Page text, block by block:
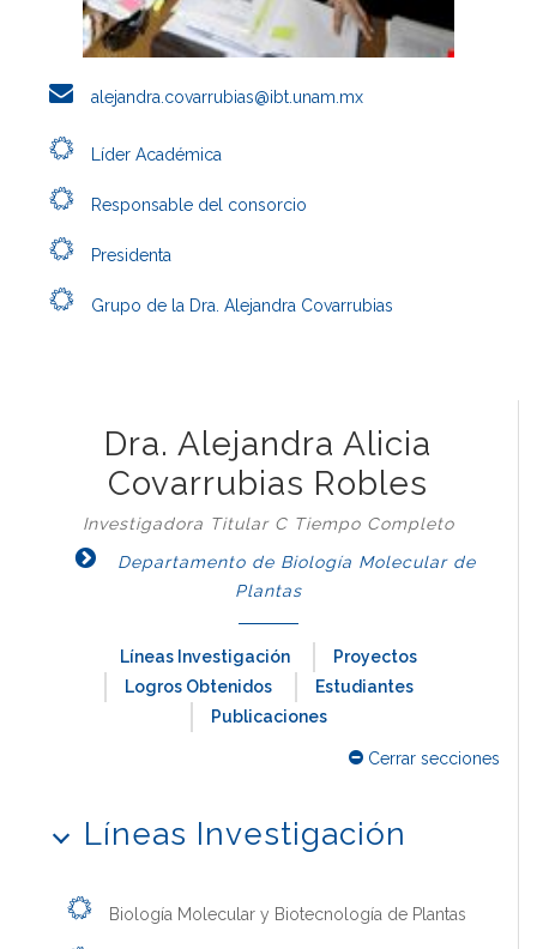
alejandra.covarrubias@ibt.unam.mx
Líder Académica
Responsable del consorcio
Presidenta
Grupo de la Dra. Alejandra Covarrubias
Dra. Alejandra Alicia
Covarrubias Robles
Investigadora Titular C Tiempo Completo
Departamento de Biología Molecular de
Plantas
Líneas Investigación
Proyectos
Logros Obtenidos
Estudiantes
Publicaciones
Cerrar secciones
Líneas Investigación
Biología Molecular y Biotecnología de Plantas